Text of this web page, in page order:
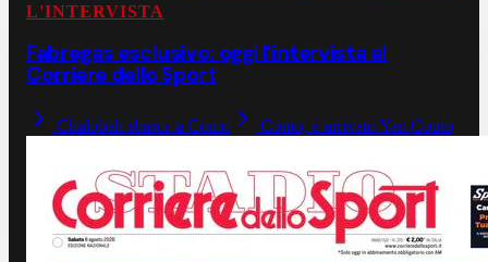
L'INTERVISTA
Fabregas esclusivo: oggi l'intervista al
Corriere dello Sport
Chalobah sbarca a Como Como, è arrivato Yan Couto